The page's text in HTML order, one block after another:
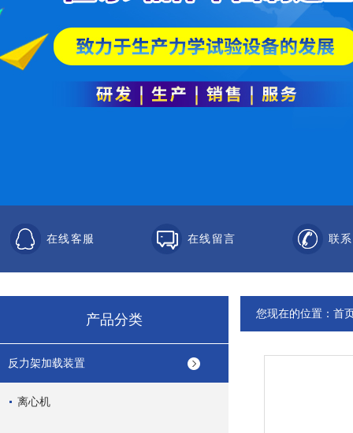
在线客服 在线留言 联
产品分类
反力架加载装置
离心机
您现在的位置： 首